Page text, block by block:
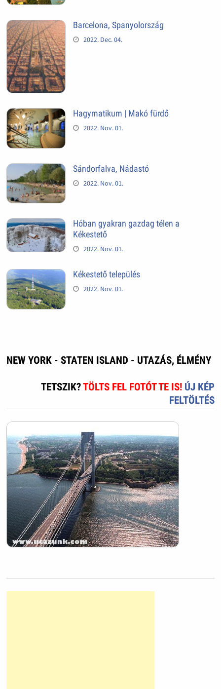
Barcelona, Spanyolország
2022. Dec. 04.
Hagymatikum | Makó fürdő
2022. Nov. 01.
Sándorfalva, Nádastó
2022. Nov. 01.
Hóban gyakran gazdag télen a
Kékestető
2022. Nov. 01.
Kékestető település
2022. Nov. 01.
NEW YORK - STATEN ISLAND - UTAZÁS, ÉLMÉNY
TETSZIK?TÖLTS FEL FOTÓT TE IS! ÚJ KÉP
FELTÖLTÉS